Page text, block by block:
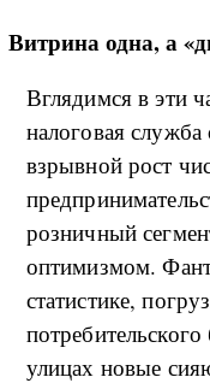
Витрина одна, а
Вглядимся в эти
налоговая
взрывной рост
розничный
оптимизмом.
статистике,
улицах новые